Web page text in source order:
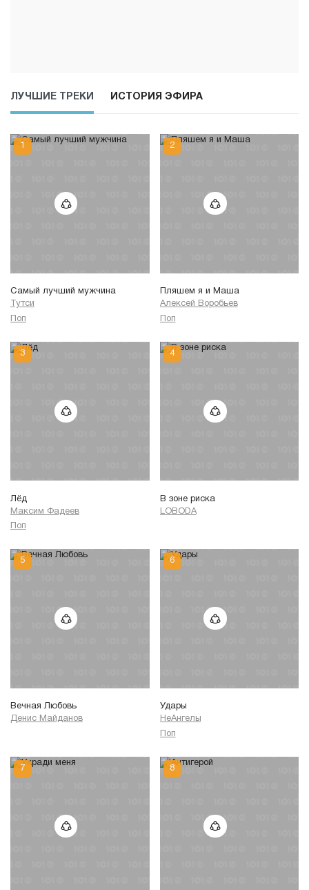
ЛУЧШИЕ ТРЕКИ ИСТОРИЯ ЭФИРА
Самый лучший мужчина
Тутси
Поп
Пляшем я и Маша
Алексей Воробьев
Поп
Лёд
Максим Фадеев
Поп
В зоне риска
LOBODA
Вечная Любовь
Денис Майданов
Удары
НеАнгелы
Поп